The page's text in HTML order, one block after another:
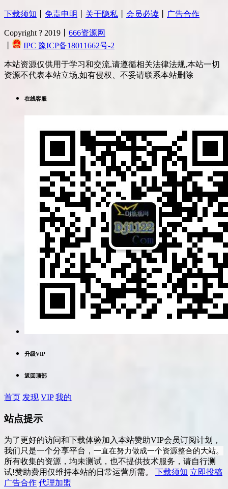
下载须知 免责申明 关于隐私 会员必读 广告合作
Copyright ? 2019丨 666资源网
IPC 豫ICP备18011662号-2
本站资源仅供用于学习和交流,请遵循相关法律法规,本站一切
资源不代表本站立场,如有侵权、不妥请联系本站删除
在线客服
升级VIP
返回顶部
首页 发现 VIP 我的
站点提示
为了更好的访问和下载体验加入本站赞助VIP会员订阅计划，
我们只是一个分享平台， 一直在努力做成一个资源整合的大站。
所有收集的资源，均未测试，也不提供技术服务，请自行测
试!赞助费用仅维持本站的日常运营所需。 下载须知 立即投稿
广告合作 代理加盟